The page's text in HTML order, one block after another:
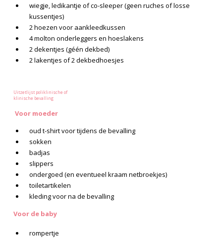
wiegje, ledikantje of co-sleeper (geen ruches of losse
kussentjes)
2 hoezen voor aankleedkussen
4 molton onderleggers en hoeslakens
2 dekentjes (géén dekbed)
2 lakentjes of 2 dekbedhoesjes
Uitzetlijst poliklinische of
klinische bevalling
Voor moeder
oud t-shirt voor tijdens de bevalling
sokken
badjas
slippers
ondergoed (en eventueel kraam netbroekjes)
toiletartikelen
kleding voor na de bevalling
Voor de baby
rompertje